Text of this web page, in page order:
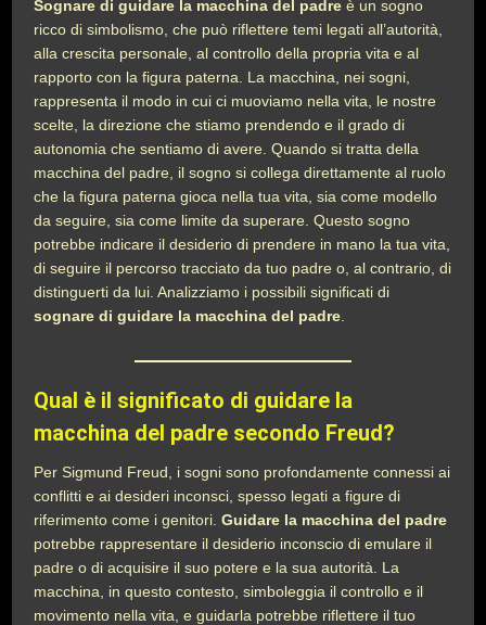
Sognare di guidare la macchina del padre è un sogno
ricco di simbolismo, che può riflettere temi legati all’autorità,
alla crescita personale, al controllo della propria vita e al
rapporto con la figura paterna. La macchina, nei sogni,
rappresenta il modo in cui ci muoviamo nella vita, le nostre
scelte, la direzione che stiamo prendendo e il grado di
autonomia che sentiamo di avere. Quando si tratta della
macchina del padre, il sogno si collega direttamente al ruolo
che la figura paterna gioca nella tua vita, sia come modello
da seguire, sia come limite da superare. Questo sogno
potrebbe indicare il desiderio di prendere in mano la tua vita,
di seguire il percorso tracciato da tuo padre o, al contrario, di
distinguerti da lui. Analizziamo i possibili significati di
sognare di guidare la macchina del padre
Qual è il significato di guidare la
macchina del padre secondo Freud?
Per Sigmund Freud, i sogni sono profondamente connessi ai
conflitti e ai desideri inconsci, spesso legati a figure di
riferimento come i genitori.Guidare la macchina del padre
potrebbe rappresentare il desiderio inconscio di emulare il
padre o di acquisire il suo potere e la sua autorità. La
macchina, in questo contesto, simboleggia il controllo e il
movimento nella vita, e guidarla potrebbe riflettere il tuo